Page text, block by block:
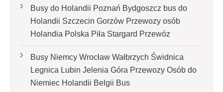
Busy do Holandii Poznań Bydgoszcz bus do
Holandii Szczecin Gorzów Przewozy osób
Holandia Polska Piła Stargard Przewóz
Busy Niemcy Wrocław Wałbrzych Świdnica
Legnica Lubin Jelenia Góra Przewozy Osób do
Niemiec Holandii Belgii Bus